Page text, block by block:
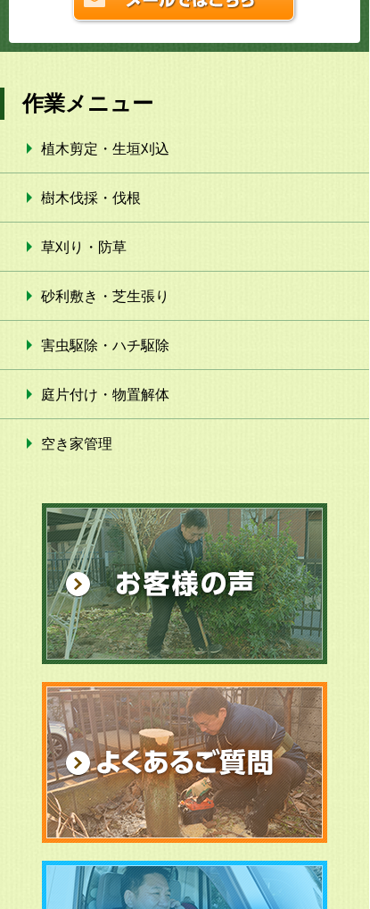
作業メニュー
植木剪定・生垣刈込
樹木伐採・伐根
草刈り・防草
砂利敷き・芝生張り
害虫駆除・ハチ駆除
庭片付け・物置解体
空き家管理